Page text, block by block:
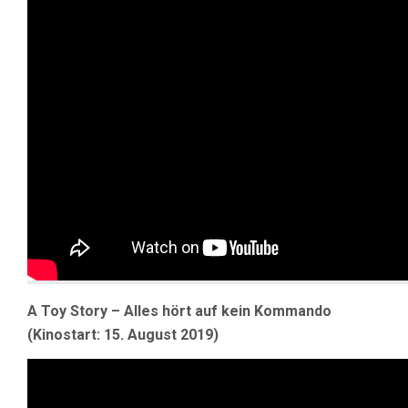
A Toy Story – Alles hört auf kein Kommando
(Kinostart: 15. August 2019)